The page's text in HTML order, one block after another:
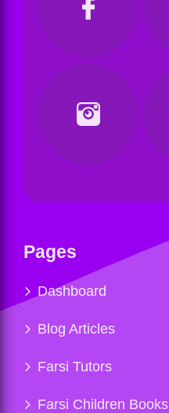
Pages
Dashboard
Blog Articles
Farsi Tutors
Farsi Children Books